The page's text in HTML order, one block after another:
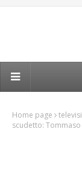
Home page
scudetto: